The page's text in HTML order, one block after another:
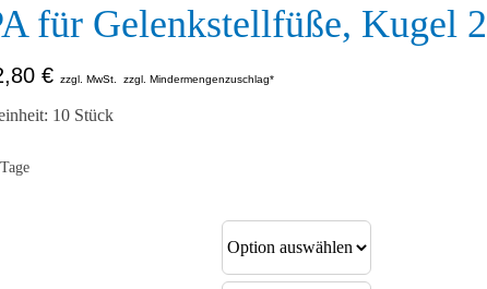
für Gelenkstellfüße, Kugel
€ zzgl. MwSt. zzgl. Mindermengenzuschlag*
10 Stück